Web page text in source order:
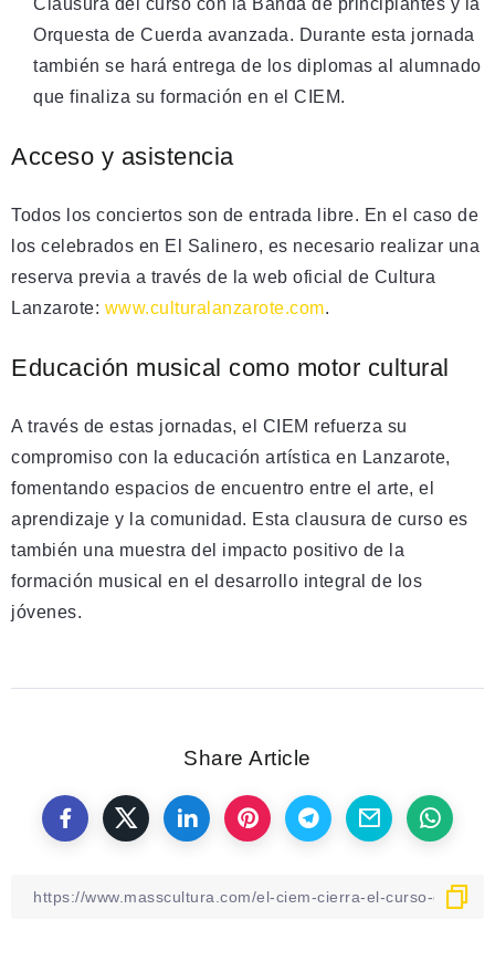
Orquesta de Cuerda avanzada. Durante esta jornada
también se hará entrega de los diplomas al alumnado
que finaliza su formación en el CIEM.
Acceso y asistencia
Todos los conciertos son de entrada libre. En el caso de
los celebrados en El Salinero, es necesario realizar una
reserva previa a través de la web oficial de Cultura
Lanzarote: www.culturalanzarote.com.
Educación musical como motor cultural
A través de estas jornadas, el CIEM refuerza su
compromiso con la educación artística en Lanzarote,
fomentando espacios de encuentro entre el arte, el
aprendizaje y la comunidad. Esta clausura de curso es
también una muestra del impacto positivo de la
formación musical en el desarrollo integral de los
jóvenes.
Share Article